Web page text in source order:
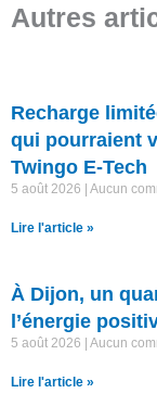
Autres
Recharge
qui pourraient
Twingo E-Tech
5 août 2026 Aucun
Lire l'article »
À Dijon, un
l’énergie
5 août 2026 Aucun
Lire l'article »